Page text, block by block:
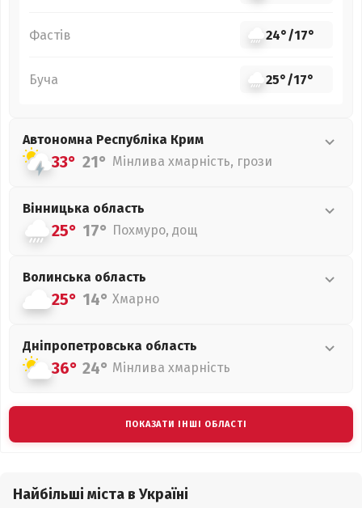
Фастів 24°/17°
Буча 25°/17°
Автономна Республіка Крим
33° 21° Мінлива хмарність, грози
Вінницька область
25° 17° Похмуро, дощ
Волинська область
25° 14° Хмарно
Дніпропетровська область
36° 24° Мінлива хмарність
ПОКАЗАТИ ІНШІ ОБЛАСТІ
Найбільші міста в Україні